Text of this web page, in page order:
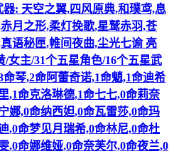
: 天空之翼,四风原典,和璞鸢,息
月之形,柔灯挽歌,星鹫赤羽,苍
语秘匣,帷间夜曲,尘光七谕 亮
/女主/31个五星角色/16个五星武
琴,2命阿蕾奇诺,1命魈,1命迪希
,1命克洛琳德,1命七七,0命莉奈
娜,0命纳西妲,0命瓦雷莎,0命玛
,0命梦见月瑞希,0命林尼,0命杜
,0命娜维娅,0命奈芙尔,0命夜兰,0